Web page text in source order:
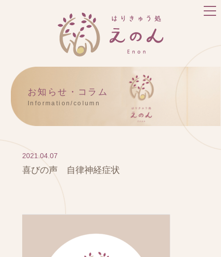
お知らせ・コラム
Information/column
2021.04.07
喜びの声 自律神経症状